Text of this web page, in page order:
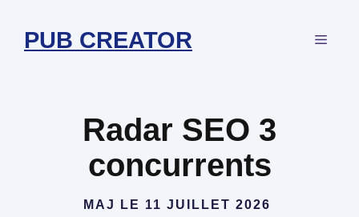
contenu
PUB CREATOR
Radar SEO 3
concurrents
MAJ LE 11 JUILLET 2026